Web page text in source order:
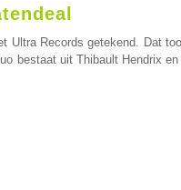
Ultra Records getekend. Dat
bestaat uit Thibault Hendrix